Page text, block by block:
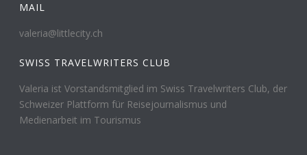
MAIL
valeria@littlecity.ch
SWISS TRAVELWRITERS CLUB
Valeria ist Vorstandsmitglied im Swiss Travelwriters Club, der
Schweizer Plattform für Reisejournalismus und
Medienarbeit im Tourismus